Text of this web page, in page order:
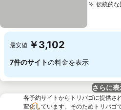
伝統的
最安値 ￥3,102
7件のサイトの料金を表示
さらに表
各予約サイトからトリバゴに提供さ
変化しています。そのためトリバゴ